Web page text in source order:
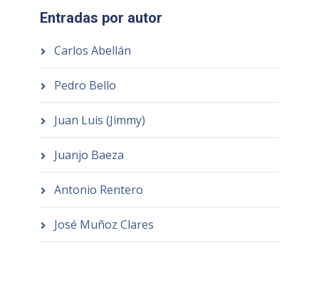
Entradas por autor
Carlos Abellán
Pedro Bello
Juan Luis (Jimmy)
Juanjo Baeza
Antonio Rentero
José Muñoz Clares